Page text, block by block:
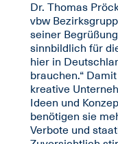
Dr. Thomas
vbw
seiner
sinnbildlich für
hier in
brauchen.“
kreative
Ideen und
benötigen sie
Verbote und